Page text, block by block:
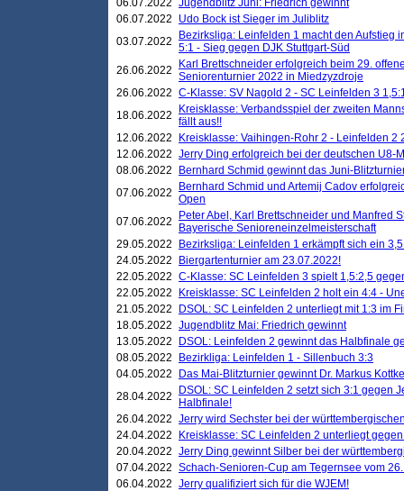
06.07.2022 Jugendblitz Juni: Friedrich gewinnt
06.07.2022
Udo Bock ist Sieger im Juliblitz
03.07.2022
Bezirksliga: Leinfelden 1 macht den Aufstieg
5:1 - Sieg gegen DJK Stuttgart-Süd
26.06.2022
Karl Brettschneider erfolgreich beim 29.
Seniorenturnier 2022 in Miedzyzdroje
26.06.2022 C-Klasse: SV Nagold 2 - SC Leinfelden 3
18.06.2022
Kreisklasse: Verbandsspiel der zweiten
fällt aus!!
12.06.2022
Kreisklasse: Vaihingen-Rohr 2 - Leinfelden 2
12.06.2022 Jerry Ding erfolgreich bei der deutschen U8-
08.06.2022
Bernhard Schmid gewinnt das Juni-
07.06.2022
Bernhard Schmid und Artemij Cadov
Open
07.06.2022
Peter Abel, Karl Brettschneider und Manfred
Bayerische Senioreneinzelmeisterschaft
29.05.2022
Bezirksliga: Leinfelden 1 erkämpft sich ein
24.05.2022
Biergartenturnier am 23.07.2022!
22.05.2022 C-Klasse: SC Leinfelden 3 spielt 1,5:2,5
22.05.2022
Kreisklasse: SC Leinfelden 2 holt ein 4:4 -
21.05.2022
DSOL: SC Leinfelden 2 unterliegt mit 1:3 im
18.05.2022 Jugendblitz Mai: Friedrich gewinnt
13.05.2022
DSOL: Leinfelden 2 gewinnt das Halbfinale
08.05.2022
Bezirkliga: Leinfelden 1 - Sillenbuch 3:3
04.05.2022
Das Mai-Blitzturnier gewinnt Dr. Markus
28.04.2022
DSOL: SC Leinfelden 2 setzt sich 3:1 gegen
Halbfinale!
26.04.2022 Jerry wird Sechster bei der
24.04.2022
Kreisklasse: SC Leinfelden 2 unterliegt
20.04.2022 Jerry Ding gewinnt Silber bei der
07.04.2022 Schach-Senioren-Cup am Tegernsee vom
06.04.2022 Jerry qualifiziert sich für die WJEM!